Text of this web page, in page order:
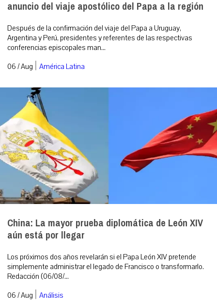
anuncio del viaje apostólico del Papa a la región
Después de la confirmación del viaje del Papa a Uruguay,
Argentina y Perú, presidentes y referentes de las respectivas
conferencias episcopales man...
06 / Aug | América Latina
China: La mayor prueba diplomática de León XIV
aún está por llegar
Los próximos dos años revelarán si el Papa León XIV pretende
simplemente administrar el legado de Francisco o transformarlo.
Redacción (06/08/...
06 / Aug | Análisis